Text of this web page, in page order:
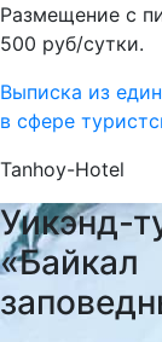
Размещение с
500 руб/сутки.
Выписка из
в сфере
Tanhoy-Hotel
Уикэнд-
«Байкал